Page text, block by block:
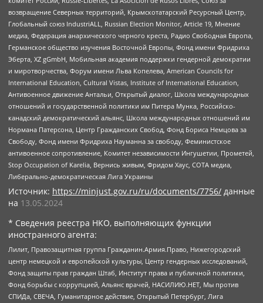
возвращение Северных территорий, Крымскотатарский Ресурсный Центр,
Глобальный союз IndustriALL, Russian Election Monitor, Article 19, Мнение
медиа, Федерация анархического черного креста, Радио Свободная Европа,
Германское общество изучения Восточной Европы, Фонд имени Фридриха
Эберта, XZ gGmbH, Мобильная академия поддержки гендерной демократии
и миротворчества, Форум имени Льва Копелева, American Councils for
International Education, Cultural Vistas, Institute of International Education,
Антивоенное движение Антальи, Открытый диалог, Школа международных
отношений и государственной политики им Питера Мунка, Российско-
канадский демократический альянс, Школа международных отношений им
Нормана Патерсона, Центр Гражданских Свобод, Фонд Бориса Немцова за
Свободу, Фонд имени Фридриха Науманна за свободу, Феминистское
антивоенное сопротивление, Комитет независимости Ингушетии, Прометей,
Stop Occupation of Karelia, Вернись живым, Фридом Хаус, СОТА медиа,
Либерально-демократическая Лига Украины
Источник: https://minjust.gov.ru/ru/documents/7756/ данные
на 13.05.2024
* Сведения реестра НКО, выполняющих функции
иностранного агента:
Лилит, Правозащитная группа Гражданин.Армия.Право, Нижегородский
центр немецкой и европейской культуры, Центр гендерных исследований,
Фонд защиты прав граждан Штаб, Институт права и публичной политики,
Фонд борьбы с коррупцией, Альянс врачей, НАСИЛИЮ.НЕТ, Мы против
СПИДа, СВЕЧА, Гуманитарное действие, Открытый Петербург, Лига